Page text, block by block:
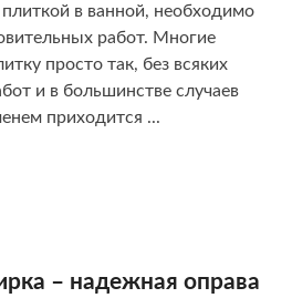
в ванной, необходимо
работ. Многие
просто так, без всяких
и в большинстве случаев
приходится ...
– надежная оправа